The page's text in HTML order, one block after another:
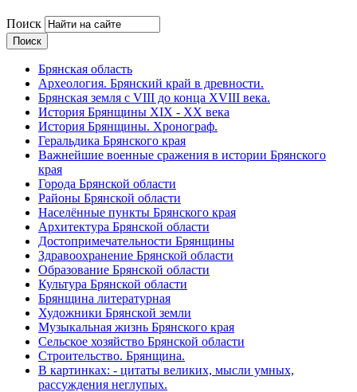
Поиск
Брянская область
Археология. Брянский край в древности.
Брянская земля с VIII до конца XVIII века.
История Брянщины XIX - XX века
История Брянщины. Хронограф.
Геральдика Брянского края
Важнейшие военные сражения в истории Брянского
края
Города Брянской области
Районы Брянской области
Населённые пункты Брянского края
Архитектура Брянской области
Достопримечательности Брянщины
Здравоохранение Брянской области
Образование Брянской области
Культура Брянской области
Брянщина литературная
Художники Брянской земли
Музыкальная жизнь Брянского края
Сельское хозяйство Брянской области
Строительство. Брянщина.
В картинках: - цитаты великих, мысли умных,
рассуждения неглупых.